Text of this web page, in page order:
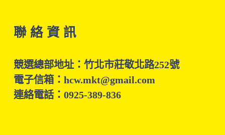
聯 絡 資 訊
競選總部地址：竹北市莊敬北路252號
電子信箱：hcw.mkt@gmail.com
連絡電話：0925-389-836